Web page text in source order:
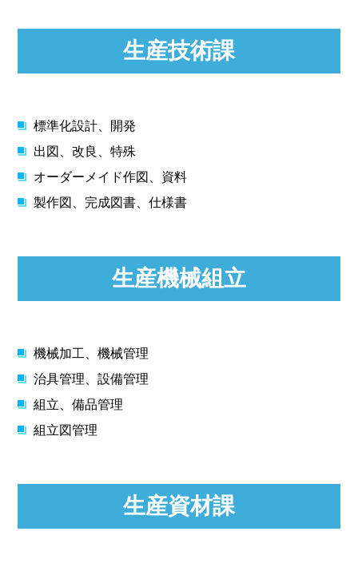
生産技術課
標準化設計、開発
出図、改良、特殊
オーダーメイド作図、資料
製作図、完成図書、仕様書
生産機械組立
機械加工、機械管理
治具管理、設備管理
組立、備品管理
組立図管理
生産資材課